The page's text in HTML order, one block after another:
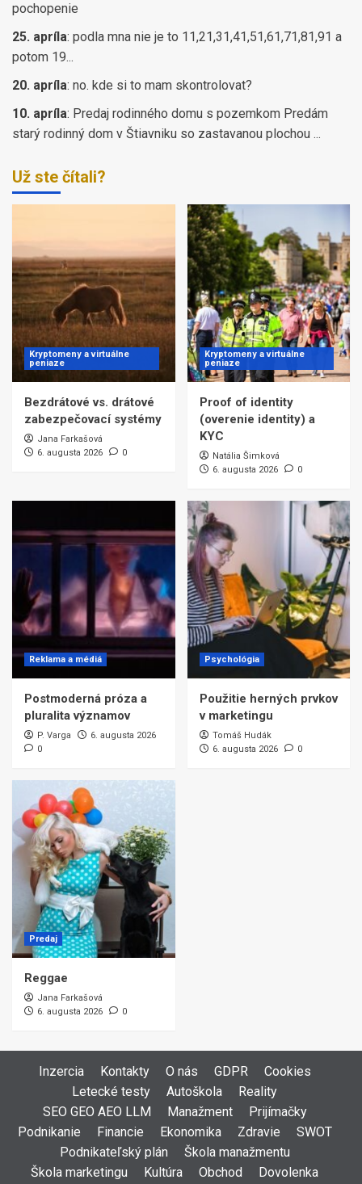
pochopenie
25. apríla: podla mna nie je to 11,21,31,41,51,61,71,81,91 a
potom 19...
20. apríla: no. kde si to mam skontrolovat?
10. apríla: Predaj rodinného domu s pozemkom Predám
starý rodinný dom v Štiavniku so zastavanou plochou ...
Už ste čítali?
Kryptomeny a virtuálne
peniaze
Bezdrátové vs. drátové
zabezpečovací systémy
Jana Farkašová
6. augusta 2026
0
Kryptomeny a virtuálne
peniaze
Proof of identity
(overenie identity) a
KYC
Natália Šimková
6. augusta 2026
0
Reklama a médiá
Postmoderná próza a
pluralita významov
P. Varga
6. augusta 2026
0
Psychológia
Použitie herných prvkov
v marketingu
Tomáš Hudák
6. augusta 2026
0
Predaj
Reggae
Jana Farkašová
6. augusta 2026
0
Inzercia Kontakty O nás GDPR
Cookies
Letecké testy
Autoškola
Reality
SEO GEO AEO LLM
Manažment
Prijímačky
Podnikanie
Financie Ekonomika Zdravie
SWOT
Podnikateľský plán
Škola manažmentu
Škola marketingu
Kultúra Obchod Dovolenka